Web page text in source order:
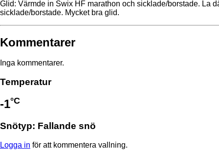
Glid: Värmde in Swix HF marathon och sicklade/borstade. La
sicklade/borstade. Mycket bra glid.
Kommentarer
Inga kommentarer.
Temperatur
-1°C
Snötyp: Fallande snö
Logga in för att kommentera vallning.